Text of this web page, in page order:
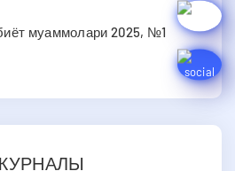
муаммолари 2025, №1